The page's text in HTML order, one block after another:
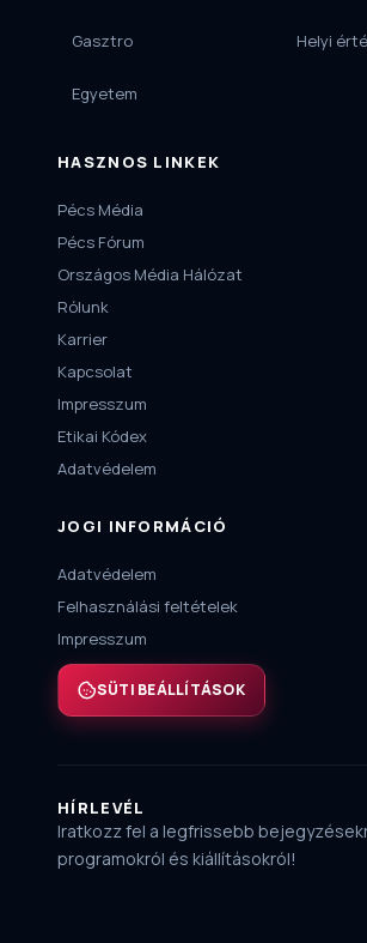
Gasztro
Egyetem
Helyi
HASZNOS LINKEK
Pécs Média
Pécs Fórum
Országos Média Hálózat
Rólunk
Karrier
Kapcsolat
Impresszum
Etikai Kódex
Adatvédelem
JOGI INFORMÁCIÓ
Adatvédelem
Felhasználási feltételek
Impresszum
SÜTI BEÁLLÍTÁSOK
HÍRLEVÉL
Iratkozz fel a legfrissebb
programokról és kiállításokról!